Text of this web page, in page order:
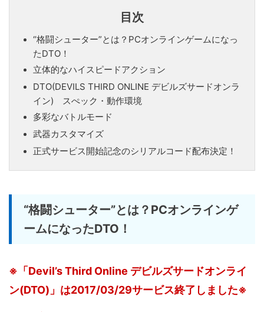
目次
“格闘シューター”とは？PCオンラインゲームになっ
たDTO！
立体的なハイスピードアクション
DTO(DEVILS THIRD ONLINE デビルズサードオンラ
イン) スぺック・動作環境
多彩なバトルモード
武器カスタマイズ
正式サービス開始記念のシリアルコード配布決定！
“格闘シューター”とは？PCオンラインゲ
ームになったDTO！
※「Devil’s Third Online デビルズサードオンライ
ン(DTO)」は2017/03/29サービス終了しました※